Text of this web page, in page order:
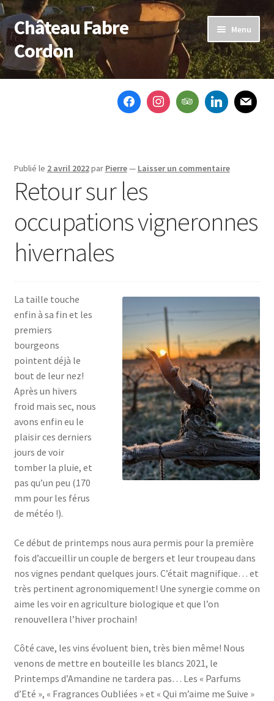
Aller
à
la
navigation
Aller
au
contenu
Château Fabre
Cordon
Menu
Accueil
Notre actu
le
menu
Contactez-nous
Publié le 2 avril 2022par Pierre— Laisser un commentaire
Retour sur les
occupations vigneronnes
hivernales
La taille touche
enfin à sa fin et les
premiers
bourgeons
pointent déjà le
bout de leur nez!
Après un hivers
froid mais sec, nous
avons enfin eu le
plaisir ces derniers
jours de voir
tomber la pluie, et
pas qu’un peu (170
mm pour les férus
de météo !).
Ce début de printemps nous aura permis pour la première
fois d’accueillir un couple de bergers et leur troupeau dans
nos vignes pendant quelques jours. C’était magnifique… et
très pertinent agronomiquement! Une synergie comme on
aime les voir en agriculture biologique et que l’on
renouvellera l’hiver prochain!
Côté cave, les vins évoluent bien, très bien même! Nous
venons de mettre en bouteille les blancs 2021, le
Printemps d’Amandine ne tardera pas… Les « Parfums
d’Eté », « Fragrances Oubliées » et « Qui m’aime me Suive »